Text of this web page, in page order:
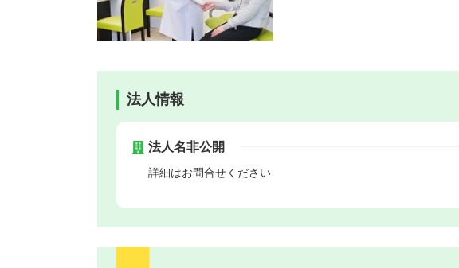
法人情報
法人名非公開
詳細はお問合せください